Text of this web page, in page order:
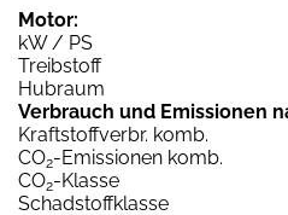
Motor:
kW / PS
Treibstoff
Hubraum
Verbrauch und Emissionen
Kraftstoffverbr. komb.
CO2-Emissionen komb.
CO2-Klasse
Schadstoffklasse